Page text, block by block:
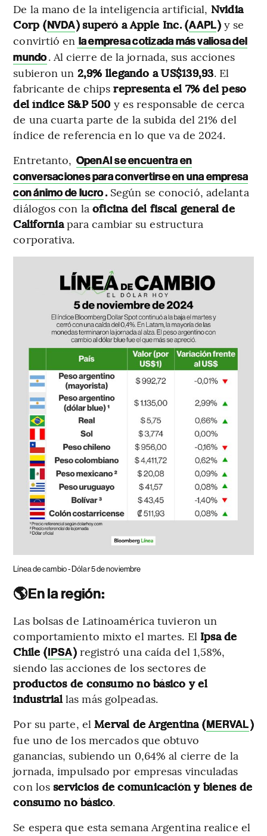
De la mano de la inteligencia artificial, Nvidia
Corp (NVDA) superó a Apple Inc. (AAPL)y se
convirtió en la empresa cotizada más valiosa del
mundo. Al cierre de la jornada, sus acciones
subieron un 2,9% llegando a US$139,93. El
fabricante de chipsrepresenta el 7% del peso
del índice S&P 500 y es responsable de cerca
de una cuarta parte de la subida del 21% del
índice de referencia en lo que va de 2024.
Entretanto, OpenAI se encuentra en
conversaciones para convertirse en una empresa
con ánimo de lucro.Según se conoció, adelanta
diálogos con la oficina del fiscal general de
Californiapara cambiar su estructura
corporativa.
Línea de cambio - Dólar 5 de noviembre
🌎En la región:
Las bolsas de Latinoamérica tuvieron un
comportamiento mixto el martes. El Ipsa de
Chile (IPSA) registró una caída del 1,58%,
siendo las acciones de los sectores de
productos de consumo no básico y el
industriallas más golpeadas.
Por su parte, elMerval de Argentina (MERVAL)
fue uno de los mercados que obtuvo
ganancias, subiendo un 0,64% al cierre de la
jornada, impulsado por empresas vinculadas
con losservicios de comunicación y bienes de
consumo no básico.
Se espera que esta semana Argentina realice el